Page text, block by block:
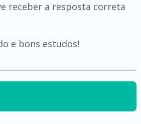
receber a resposta correta
e bons estudos!